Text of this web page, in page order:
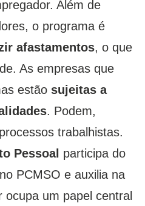
Além de
o programa é
afastamentos, o que
As empresas que
estão sujeitas a
. Podem,
trabalhistas.
Pessoal participa do
PCMSO e auxilia na
um papel central